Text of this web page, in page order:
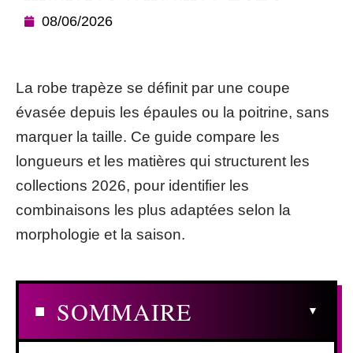
08/06/2026
La robe trapèze se définit par une coupe
évasée depuis les épaules ou la poitrine, sans
marquer la taille. Ce guide compare les
longueurs et les matières qui structurent les
collections 2026, pour identifier les
combinaisons les plus adaptées selon la
morphologie et la saison.
SOMMAIRE